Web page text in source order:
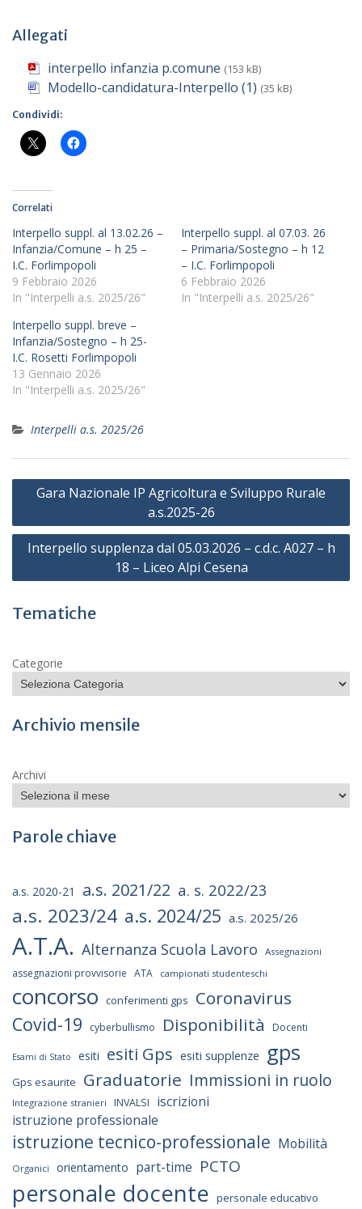
Allegati
interpello infanzia p.comune (153 kB)
Modello-candidatura-Interpello (1) (35 kB)
Condividi:
Correlati
Interpello suppl. al 13.02.26 –
Infanzia/Comune – h 25 –
I.C. Forlimpopoli
9 Febbraio 2026
In "Interpelli a.s. 2025/26"
Interpello suppl. al 07.03. 26
– Primaria/Sostegno – h 12
– I.C. Forlimpopoli
6 Febbraio 2026
In "Interpelli a.s. 2025/26"
Interpello suppl. breve –
Infanzia/Sostegno – h 25-
I.C. Rosetti Forlimpopoli
13 Gennaio 2026
In "Interpelli a.s. 2025/26"
Interpelli a.s. 2025/26
Navigazione
Gara Nazionale IP Agricoltura e Sviluppo Rurale
a.s.2025-26
Interpello supplenza dal 05.03.2026 – c.d.c. A027 – h
18 – Liceo Alpi Cesena
Tematiche
Categorie
Archivio mensile
Archivi
Parole chiave
a.s. 2020-21 a.s. 2021/22 a. s. 2022/23
a.s. 2023/24 a.s. 2024/25 a.s. 2025/26
A.T.A. Alternanza Scuola Lavoro Assegnazioni
assegnazioni provvisorie ATA campionati studenteschi
concorso conferimenti gps Coronavirus
Covid-19 cyberbullismo Disponibilità Docenti
Esami di Stato esiti esiti Gps esiti supplenze gps
Gps esaurite Graduatorie Immissioni in ruolo
Integrazione stranieri INVALSI
iscrizioni
istruzione professionale
istruzione tecnico-professionale Mobilità
Organici orientamento part-time PCTO
personale docente personale educativo